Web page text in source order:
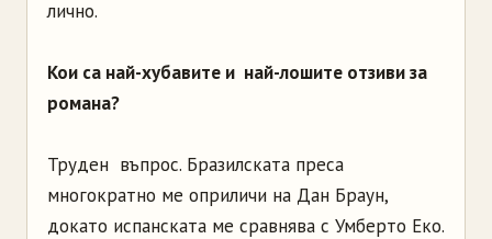
лично.
Кои са най-хубавите и най-лошите отзиви за
романа?
Труден въпрос. Бразилската преса
многократно ме оприличи на Дан Браун,
докато испанската ме сравнява с Умберто Еко.